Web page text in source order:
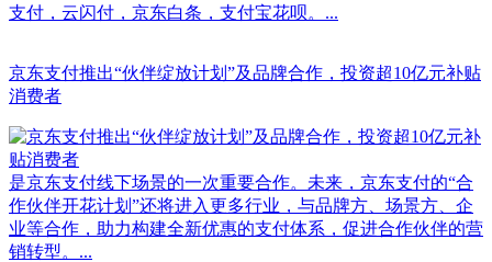
支付，云闪付，京东白条，支付宝花呗。...
京东支付推出“伙伴绽放计划”及品牌合作，投资超10亿元补贴
消费者
是京东支付线下场景的一次重要合作。未来，京东支付的“合
作伙伴开花计划”还将进入更多行业，与品牌方、场景方、企
业等合作，助力构建全新优惠的支付体系，促进合作伙伴的营
销转型。...